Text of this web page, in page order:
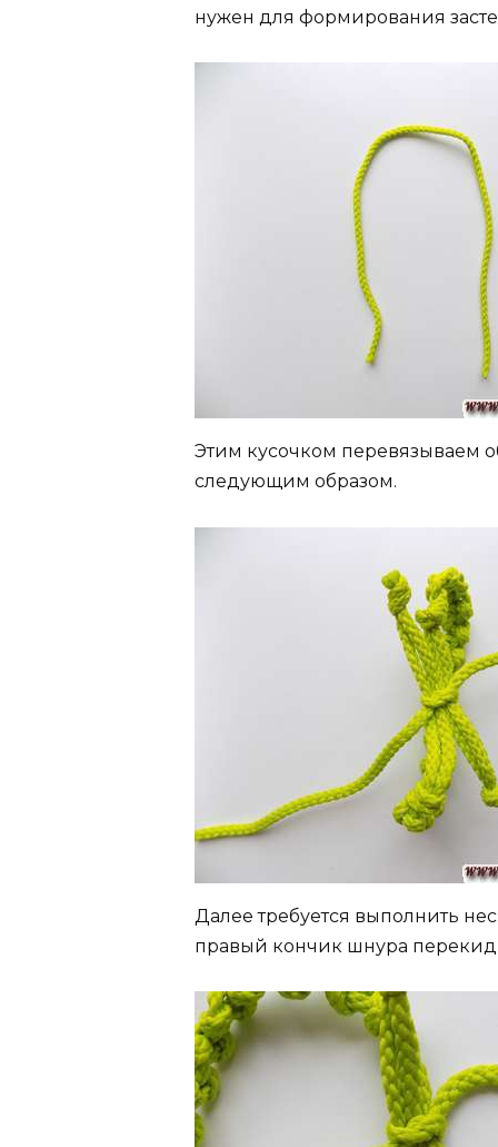
нужен для формирования
Этим кусочком перевязываем
следующим образом.
Далее требуется выполнить
правый кончик шнура